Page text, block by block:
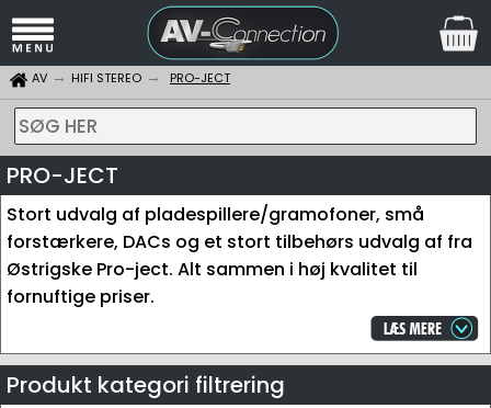
AV HIFI STEREO PRO-JECT
SØG HER
PRO-JECT
Stort udvalg af pladespillere/gramofoner, små
forstærkere, DACs og et stort tilbehørs udvalg af fra
Østrigske Pro-ject. Alt sammen i høj kvalitet til
fornuftige priser.
Produkt kategori filtrering